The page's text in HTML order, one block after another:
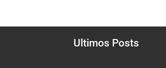
Ultimos Posts